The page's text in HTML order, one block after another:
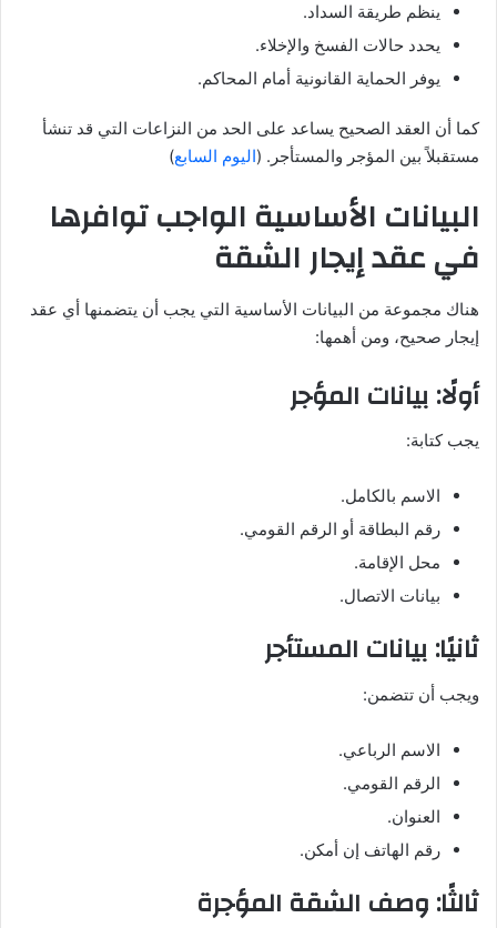
ينظم طريقة السداد.
يحدد حالات الفسخ والإخلاء.
يوفر الحماية القانونية أمام المحاكم.
كما أن العقد الصحيح يساعد على الحد من النزاعات التي قد تنشأ
مستقبلاً بين المؤجر والمستأجر. (اليوم السابع)
البيانات الأساسية الواجب توافرها
في عقد إيجار الشقة
هناك مجموعة من البيانات الأساسية التي يجب أن يتضمنها أي عقد
إيجار صحيح، ومن أهمها:
أولًا: بيانات المؤجر
يجب كتابة:
الاسم بالكامل.
رقم البطاقة أو الرقم القومي.
محل الإقامة.
بيانات الاتصال.
ثانيًا: بيانات المستأجر
ويجب أن تتضمن:
الاسم الرباعي.
الرقم القومي.
العنوان.
رقم الهاتف إن أمكن.
ثالثًا: وصف الشقة المؤجرة